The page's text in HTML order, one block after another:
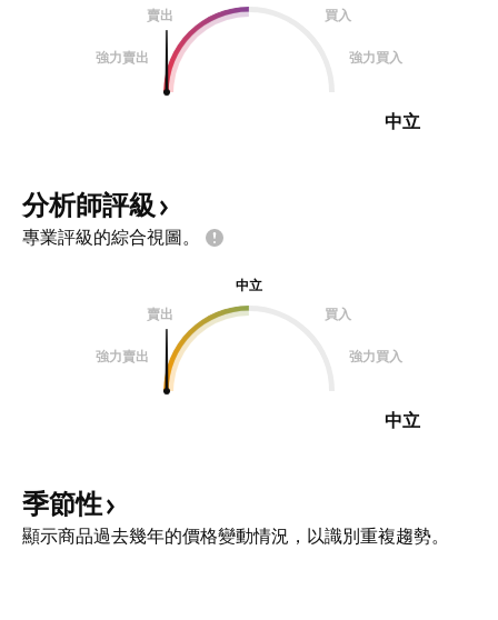
賣出 買入
強力賣出 強力買入
中立
分析師評級
專業評級的綜合視圖。
中立
賣出
買入
強力賣出 強力買入
中立
季節性
顯示商品過去幾年的價格變動情況，以識別重複趨勢。